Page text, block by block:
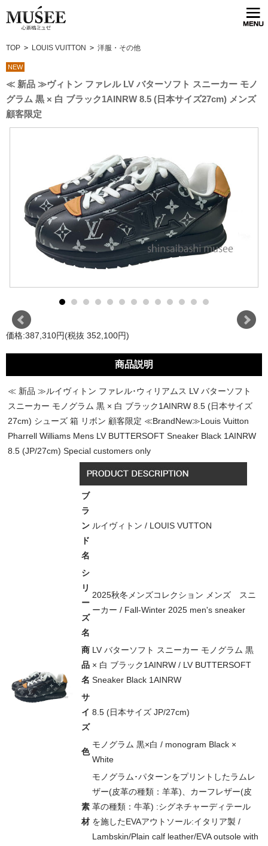
TOP > LOUIS VUITTON > 洋服・その他
NEW
≪ 新品 ≫ヴィトン ファレル LV バターソフト スニーカー モノ
グラム 黒 × 白 ブラック1AINRW 8.5 (日本サイズ27cm) メンズ
顧客限定
価格:387,310円(税抜 352,100円)
商品説明
≪ 新品 ≫ルイヴィトン ファレル･ウィリアムス LV バターソフト
スニーカー モノグラム 黒 × 白 ブラック1AINRW 8.5 (日本サイズ
27cm) シューズ 箱 リボン 顧客限定 ≪BrandNew≫Louis Vuitton
Pharrell Williams Mens LV BUTTERSOFT Sneaker Black 1AINRW
8.5 (JP/27cm) Special customers only
ブ
ラ
ン
ド
名
ルイヴィトン / LOUIS VUTTON
シ
リ
ー
ズ
名
2025秋冬メンズコレクション メンズ スニ
ーカー / Fall-Winter 2025 men's sneaker
商
品
名
LV バターソフト スニーカー モノグラム 黒
× 白 ブラック1AINRW / LV BUTTERSOFT
Sneaker Black 1AINRW
サ
イ
ズ
8.5 (日本サイズ JP/27cm)
色
モノグラム 黒×白 / monogram Black ×
White
素
材
モノグラム･パターンをプリントしたラムレ
ザー(皮革の種類：羊革)、カーフレザー(皮
革の種類：牛革) :シグネチャーディテール
を施したEVAアウトソール:イタリア製 /
Lambskin/Plain calf leather/EVA outsole with